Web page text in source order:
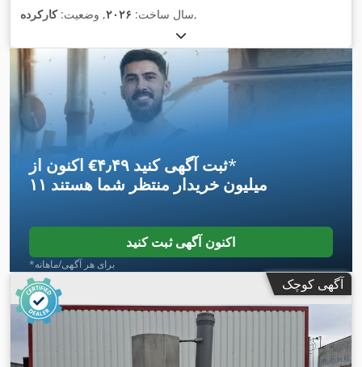
سال ساخت: ۲۰۲۶, وضعیت:کارکرده ,
اکنون از ‎€۴٫۴۹ ثبت آگهی کنید*
۱۱ میلیون خریدار منتظر شما هستند
اکنون آگهی ثبت کنید
*برای هر آگهی/ماهانه
آگهی کوچک